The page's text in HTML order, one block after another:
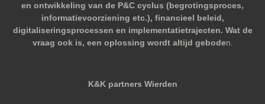
en ontwikkeling van de P&C cyclus (begrotingsproces,
informatievoorziening etc.), financieel beleid,
digitaliseringsprocessen en implementatietrajecten. Wat de
vraag ook is, een oplossing wordt altijd geboden.
K&K partners Wierden